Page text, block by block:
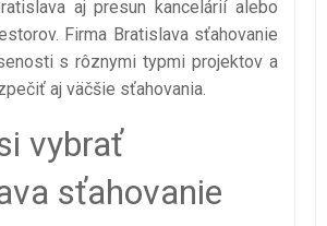
aj presun kancelárií alebo
Firma Bratislava sťahovanie
s rôznymi typmi projektov a
aj väčšie sťahovania.
vybrať
sťahovanie